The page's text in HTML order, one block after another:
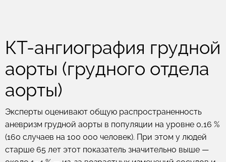
КТ-ангиография грудной
аорты (грудного отдела
аорты)
Эксперты оценивают общую распространенность
аневризм грудной аорты в популяции на уровне 0,16 %
(160 случаев на 100 000 человек). При этом у людей
старше 65 лет этот показатель значительно выше —